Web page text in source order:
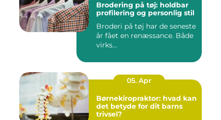
Brodering på tøj: holdbar
profilering og personlig stil
Broderi på tøj har de seneste
år fået en renæssance. Både
virks...
05. Apr
Børnekiropraktor: hvad kan
det betyde for dit barns
trivsel?